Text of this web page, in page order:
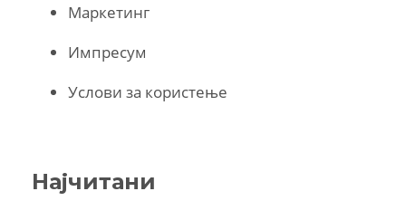
Маркетинг
Импресум
Услови за користење
Најчитани